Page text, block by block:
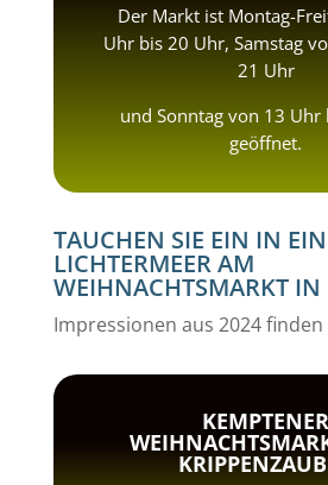
Der Markt ist Montag-
Uhr bis 20 Uhr, Samstag
21 Uhr
und Sonntag von 13 Uhr
geöffnet.
TAUCHEN SIE EIN IN EIN
LICHTERMEER AM
WEIHNACHTSMARKT IN
Impressionen aus 2024 finden
KEMPTENER